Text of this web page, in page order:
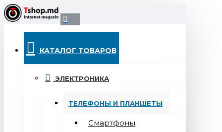
КАТАЛОГ ТОВАРОВ
ЭЛЕКТРОНИКА
ТЕЛЕФОНЫ И ПЛАНШЕТЫ
Смартфоны